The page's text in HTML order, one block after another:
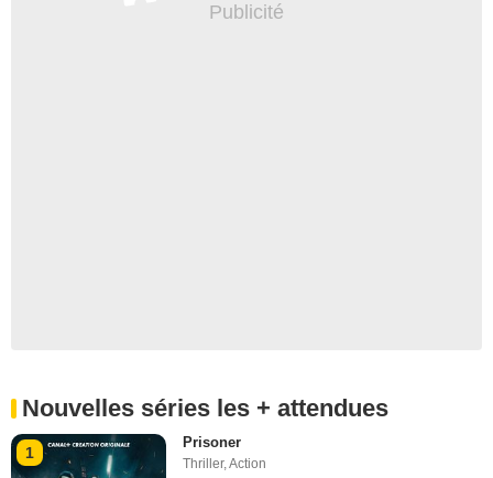
Nouvelles séries les + attendues
1
Prisoner
Thriller,Action